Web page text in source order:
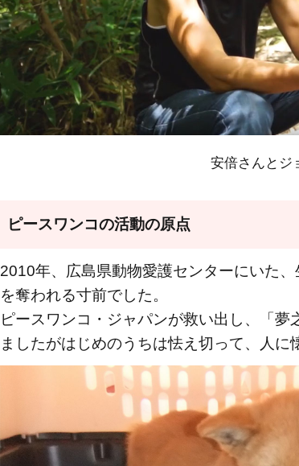
安倍さんとジ
ピースワンコの活動の原点
2010年、広島県動物愛護センターにいた
を奪われる寸前でした。
ピースワンコ・ジャパンが救い出し、「
ましたがはじめのうちは怯え切って、人に